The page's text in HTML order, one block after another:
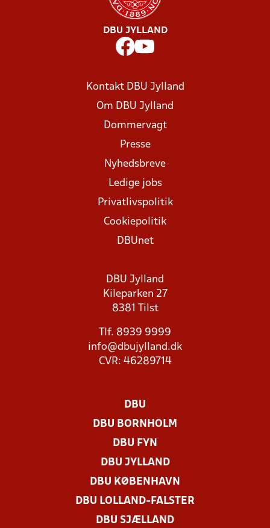
DBU JYLLAND
Kontakt DBU Jylland
Om DBU Jylland
Dommervagt
Presse
Nyhedsbreve
Ledige jobs
Privatlivspolitik
Cookiepolitik
DBUnet
DBU Jylland
Kileparken 27
8381 Tilst
Tlf. 8939 9999
info@dbujylland.dk
CVR: 46289714
DBU
DBU BORNHOLM
DBU FYN
DBU JYLLAND
DBU KØBENHAVN
DBU LOLLAND-FALSTER
DBU SJÆLLAND